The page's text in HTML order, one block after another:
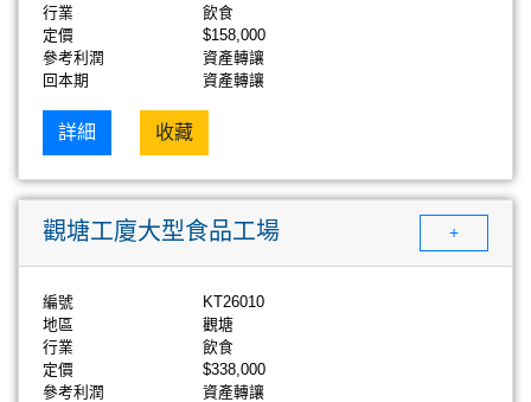
行業
飲食
定價
$158,000
參考利潤
資產轉讓
回本期
資產轉讓
詳細 收藏
觀塘工廈大型食品工場 +
編號
KT26010
地區
觀塘
行業
飲食
定價
$338,000
參考利潤
資產轉讓